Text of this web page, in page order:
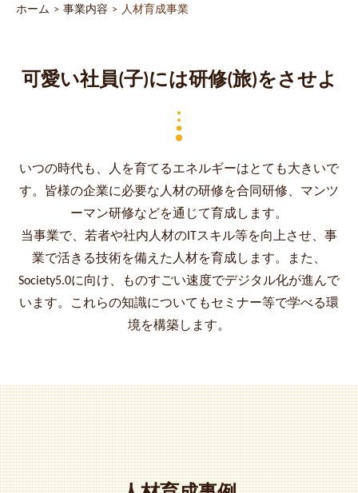
ホーム 事業内容 人材育成事業
可愛い社員(子)には研修(旅)をさせよ
いつの時代も、人を育てるエネルギーはとても大きいで
す。皆様の企業に必要な人材の研修を合同研修、マンツ
ーマン研修などを通じて育成します。
当事業で、若者や社内人材のITスキル等を向上させ、事
業で活きる技術を備えた人材を育成します。また、
Society5.0に向け、ものすごい速度でデジタル化が進んで
います。これらの知識についてもセミナー等で学べる環
境を構築します。